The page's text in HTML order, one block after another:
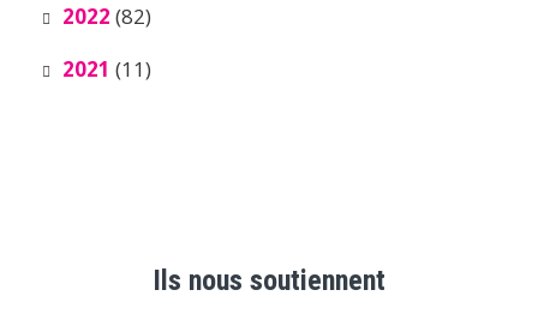
2022 (82)
2021 (11)
Ils nous soutiennent